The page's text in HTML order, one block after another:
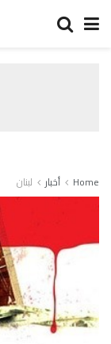
Home أخبار لبنان